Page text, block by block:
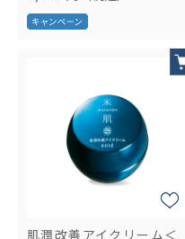
肌潤改善アイクリーム＜